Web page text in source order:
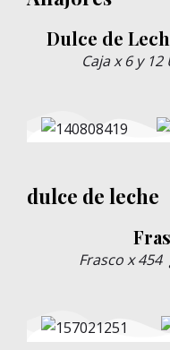
Dulce de
Caja x 6 y 12
dulce de leche
Frasco x 454